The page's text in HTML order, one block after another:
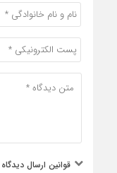
قوانین ارسال دیدگاه